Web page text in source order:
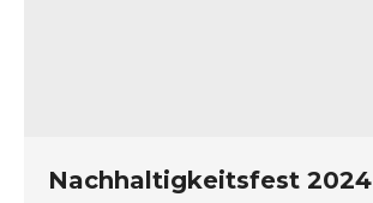
Nachhaltigkeitsfest 2024